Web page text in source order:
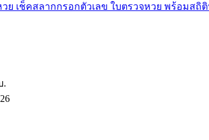
เช็คสลากกรอกตัวเลข ใบตรวจหวย พร้อมสถิ
.